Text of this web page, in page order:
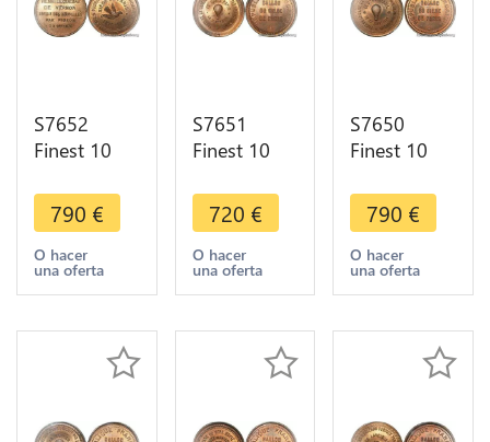
S7652
Finest 10
Balloon
Essai Siège
Paris Flor-
851 1870
GEM
790 €
O hacer
una oferta
S7651
Finest 10
Balloon
Essai Siège
Paris
Deniers
PCGS MS64
720 €
O hacer
una oferta
S7650
Finest 10
Balloon
Essai Siège
Paris
Daumesnil
MS65
790 €
O hacer
una oferta